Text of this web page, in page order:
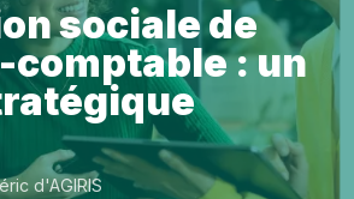
sociale de
: un
d'AGIRIS